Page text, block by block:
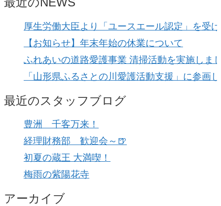
厚生労働大臣より「ユースエール認定」を受
【お知らせ】年末年始の休業について
ふれあいの道路愛護事業 清掃活動を実施しま
「山形県ふるさとの川愛護活動支援」に参画
最近のスタッフブログ
豊洲 千客万来！
経理財務部 歓迎会～🍺
初夏の蔵王 大満喫！
梅雨の紫陽花寺
アーカイブ